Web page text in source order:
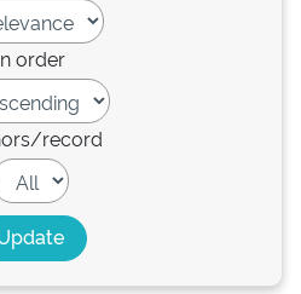
order
record